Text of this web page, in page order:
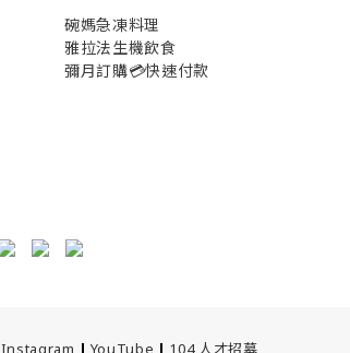
碗媽急凍料理
雅拉法生機飲食
彌月訂購💳快速付款
Instagram | YouTube | 104 人才招募